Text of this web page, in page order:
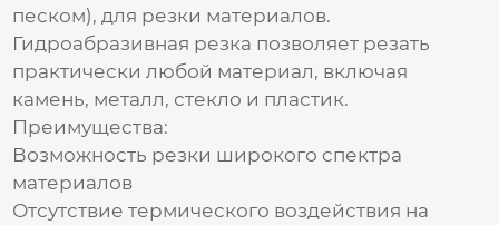
песком), для резки материалов.
Гидроабразивная резка позволяет резать
практически любой материал, включая
камень, металл, стекло и пластик.
Преимущества:
Возможность резки широкого спектра
материалов
Отсутствие термического воздействия на